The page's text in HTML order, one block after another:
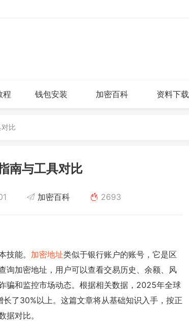
程 钱包安装 加密百科 资料下载
比
南与工具对比
加密百科 2693
技能。 加密地址类似于银行账户的账号，它是区
询加密地址，用户可以查看交易历史、余额、风
骗和监控市场动态。根据相关数据，2025年全球
了30%以上。这篇文章将从基础知识入手，按正
对比。